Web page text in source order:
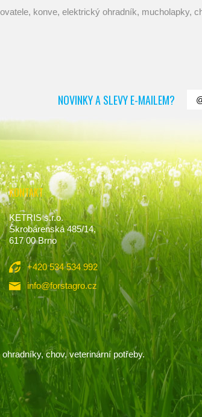
NOVINKY A SLEVY E-MAILEM?
KONTAKT
KETRIS s.r.o.
Škrobárenská 485/14,
617 00 Brno
+420 534 534 992
info@forstagro.cz
chov, veterinární potřeby.